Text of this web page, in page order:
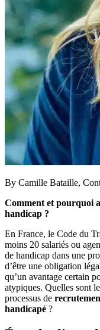
By Camille Bataille,
Comment et pourquoi
handicap ?
En France, le Code du
moins 20 salariés ou
de handicap dans une
d’être une obligation
qu’un avantage certain
atypiques. Quelles sont
processus de
handicapé ?